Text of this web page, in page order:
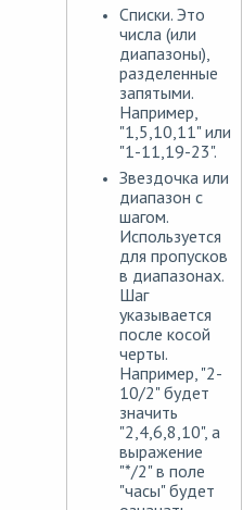
Списки. Это
числа (или
диапазоны),
разделенные
запятыми.
Например,
"1,5,10,11" или
"1-11,19-23".
Звездочка или
диапазон с
шагом.
Используется
для пропусков
в диапазонах.
Шаг
указывается
после косой
черты.
Например, "2-
10/2" будет
значить
"2,4,6,8,10", а
выражение
"*/2" в поле
"часы" будет